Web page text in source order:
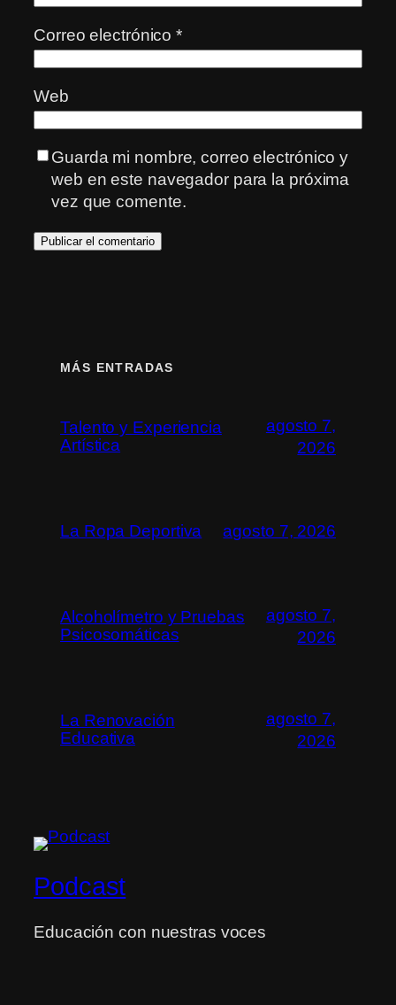
Correo electrónico*
Web
Guarda mi nombre, correo electrónico y
web en este navegador para la próxima
vez que comente.
MÁS ENTRADAS
Talento y Experiencia
Artística
agosto 7,
2026
La Ropa Deportiva agosto 7, 2026
Alcoholímetro y Pruebas
Psicosomáticas
agosto 7,
2026
La Renovación
Educativa
agosto 7,
2026
Podcast
Educación con nuestras voces